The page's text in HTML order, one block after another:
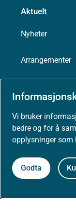
Vi bruker
bedre og for å
opplysninger som
Godta
Aktuelt
Nyheter
Arrangementer
Presse
Om nettstedet